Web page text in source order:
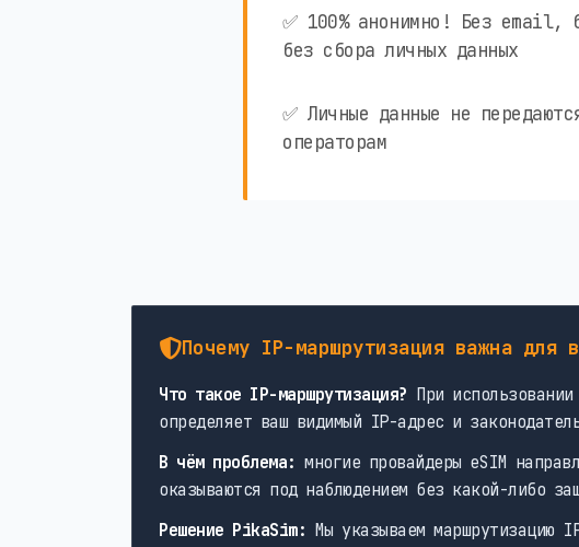
✅ 100% анонимно! Без email,
без сбора личных данных
✅ Личные данные не
операторам
Почему IP-маршрутизация важна для
Что такое IP-маршрутизация? При
определяет ваш видимый IP-адрес и
В чём проблема: многие провайдеры eSIM
оказываются под наблюдением без какой-либо
Решение PikaSim: Мы указываем маршрутизацию